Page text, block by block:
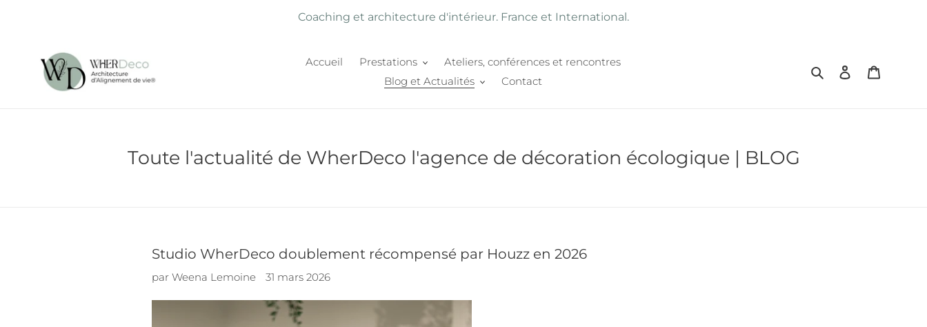
Coaching et architecture d'intérieur. France et International.
Accueil Prestations
Ateliers, conférences et rencontres
Blog et Actualités
Contact
RechercherSe connecter
Toute l'actualité de WherDeco l'agence de décoration écologique | BLOG
Studio WherDeco doublement récompensé par Houzz en 2026
par Weena Lemoine 31 mars 2026